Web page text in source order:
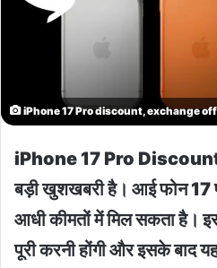
iPhone 17 Pro discount, exchange
iPhone 17 Pro Discount
बड़ी खुशखबरी है। आई फोन 17
आधी कीमतों में मिल सकता है।
पूरी करनी होंगी और इसके बाद